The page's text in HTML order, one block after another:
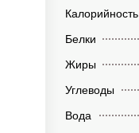
Калорийность
Белки
Жиры
Углеводы
Вода